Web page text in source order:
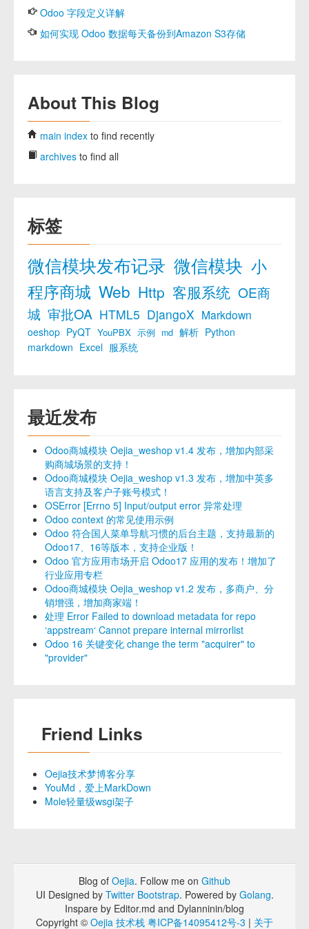
Odoo 字段定义详解
如何实现 Odoo 数据每天备份到Amazon S3存储
About This Blog
main index to find recently
archives to find all
标签
微信模块发布记录 微信模块 小
程序商城 Web Http 客服系统 OE商
城 审批OA HTML5 DjangoX Markdown
oeshop PyQT YouPBX 示例 md 解析 Python
markdown Excel 服系统
最近发布
Odoo商城模块 Oejia_weshop v1.4 发布，增加内部采
购商城场景的支持！
Odoo商城模块 Oejia_weshop v1.3 发布，增加中英多
语言支持及客户子账号模式！
OSError [Errno 5] Input/output error 异常处理
Odoo context 的常见使用示例
Odoo 符合国人菜单导航习惯的后台主题，支持最新的
Odoo17、16等版本，支持企业版！
Odoo 官方应用市场开启 Odoo17 应用的发布！增加了
行业应用专栏
Odoo商城模块 Oejia_weshop v1.2 发布，多商户、分
销增强，增加商家端！
处理 Error Failed to download metadata for repo
‘appstream‘ Cannot prepare internal mirrorlist
Odoo 16 关键变化 change the term "acquirer" to
"provider"
Friend Links
Oejia技术梦博客分享
YouMd，爱上MarkDown
Mole轻量级wsgi架子
Blog of Oejia. Follow me on Github
UI Designed by Twitter Bootstrap. Powered by Golang.
Inspare by Editor.md and Dylanninin/blog
Copyright © Oejia 技术栈 粤ICP备14095412号-3 | 关于